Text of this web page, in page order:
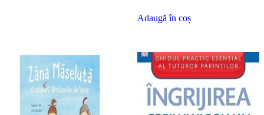
Adaugă în coș